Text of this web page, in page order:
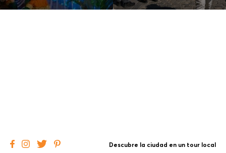
Descubre la ciudad en un tour local